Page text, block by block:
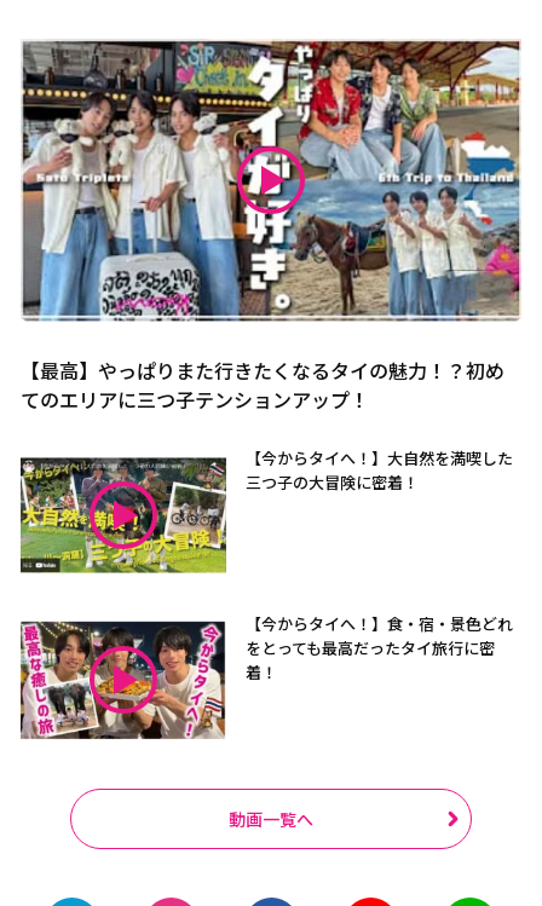
【最高】やっぱりまた行きたくなるタイの魅力！？初め
てのエリアに三つ子テンションアップ！
【今からタイへ！】大自然を満喫した
三つ子の大冒険に密着！
【今からタイへ！】食・宿・景色どれ
をとっても最高だったタイ旅行に密
着！
動画一覧へ